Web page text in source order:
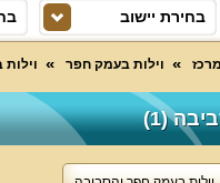
בחירת יישוב
וילות בעמק חפר
(1)